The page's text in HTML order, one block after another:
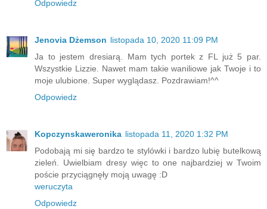
Odpowiedz
Jenovia Dżemson listopada 10, 2020 11:09 PM
Ja to jestem dresiarą. Mam tych portek z FL już 5 par.
Wszystkie Lizzie. Nawet mam takie waniliowe jak Twoje i to
moje ulubione. Super wyglądasz. Pozdrawiam!^^
Odpowiedz
Kopczynskaweronika listopada 11, 2020 1:32 PM
Podobają mi się bardzo te stylówki i bardzo lubię butelkową
zieleń. Uwielbiam dresy więc to one najbardziej w Twoim
poście przyciągnęły moją uwagę :D
weruczyta
Odpowiedz